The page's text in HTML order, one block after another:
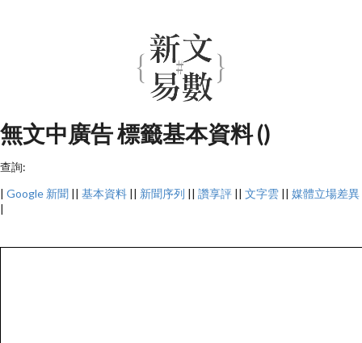
無文中廣告 標籤基本資料 ()
查詢:
| Google 新聞 || 基本資料 || 新聞序列 || 讚享評 || 文字雲 || 媒體立場差異
|